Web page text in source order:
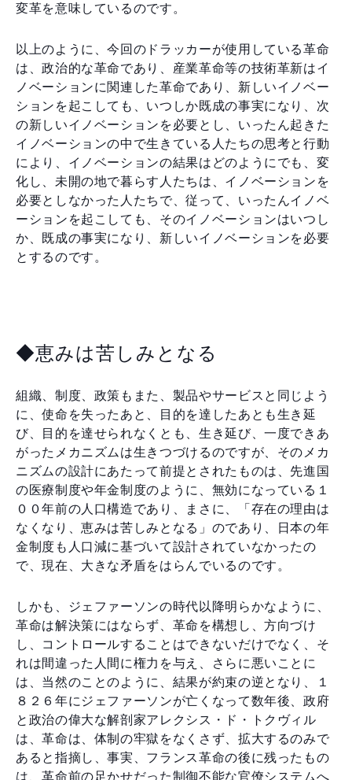
変革を意味しているのです。
以上のように、今回のドラッカーが使用している革命
は、政治的な革命であり、産業革命等の技術革新はイ
ノベーションに関連した革命であり、新しいイノベー
ションを起こしても、いつしか既成の事実になり、次
の新しいイノベーションを必要とし、いったん起きた
イノベーションの中で生きている人たちの思考と行動
により、イノベーションの結果はどのようにでも、変
化し、未開の地で暮らす人たちは、イノベーションを
必要としなかった人たちで、従って、いったんイノベ
ーションを起こしても、そのイノベーションはいつし
か、既成の事実になり、新しいイノベーションを必要
とするのです。
◆恵みは苦しみとなる
組織、制度、政策もまた、製品やサービスと同じよう
に、使命を失ったあと、目的を達したあとも生き延
び、目的を達せられなくとも、生き延び、一度できあ
がったメカニズムは生きつづけるのですが、そのメカ
ニズムの設計にあたって前提とされたものは、先進国
の医療制度や年金制度のように、無効になっている１
００年前の人口構造であり、まさに、「存在の理由は
なくなり、恵みは苦しみとなる」のであり、日本の年
金制度も人口減に基づいて設計されていなかったの
で、現在、大きな矛盾をはらんでいるのです。
しかも、ジェファーソンの時代以降明らかなように、
革命は解決策にはならず、革命を構想し、方向づけ
し、コントロールすることはできないだけでなく、そ
れは間違った人間に権力を与え、さらに悪いことに
は、当然のことのように、結果が約束の逆となり、１
８２６年にジェファーソンが亡くなって数年後、政府
と政治の偉大な解剖家アレクシス・ド・トクヴィル
は、革命は、体制の牢獄をなくさず、拡大するのみで
あると指摘し、事実、フランス革命の後に残ったもの
は、革命前の足かせだった制御不能な官僚システムへ